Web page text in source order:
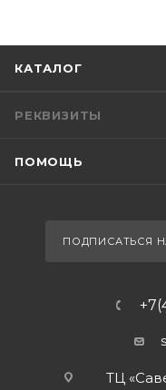
КАТАЛОГ
РЕКВИЗИТЫ
ПОМОЩЬ
ПОДПИСАТЬСЯ
ТЦ